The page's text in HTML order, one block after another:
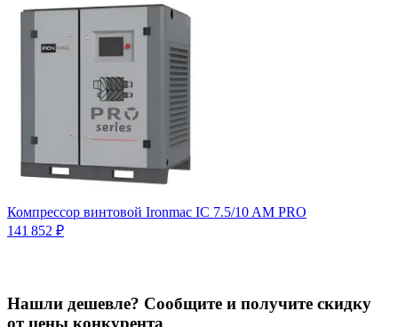
Компрессор винтовой Ironmac IC 7.5/10 AM PRO
141 852 ₽
Нашли дешевле? Сообщите и получите скидку